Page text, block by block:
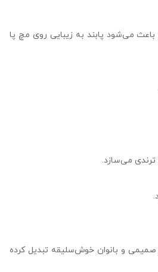
می‌شود پابند به زیبایی روی مچ پا
ترندی می‌سازد.
صمیمی و بانوان خوش‌سلیقه تبدیل کرده